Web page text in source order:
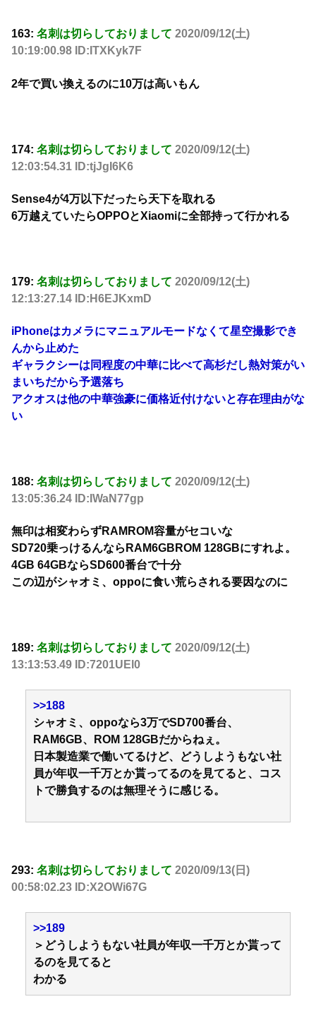
163: 名刺は切らしておりまして 2020/09/12(土)
10:19:00.98 ID:ITXKyk7F
2年で買い換えるのに10万は高いもん
174: 名刺は切らしておりまして 2020/09/12(土)
12:03:54.31 ID:tjJgI6K6
Sense4が4万以下だったら天下を取れる
6万越えていたらOPPOとXiaomiに全部持って行かれる
179: 名刺は切らしておりまして 2020/09/12(土)
12:13:27.14 ID:H6EJKxmD
iPhoneはカメラにマニュアルモードなくて星空撮影でき
んから止めた
ギャラクシーは同程度の中華に比べて高杉だし熱対策がい
まいちだから予選落ち
アクオスは他の中華強豪に価格近付けないと存在理由がな
い
188: 名刺は切らしておりまして 2020/09/12(土)
13:05:36.24 ID:IWaN77gp
無印は相変わらずRAMROM容量がセコいな
SD720乗っけるんならRAM6GBROM 128GBにすれよ。
4GB 64GBならSD600番台で十分
この辺がシャオミ、oppoに食い荒らされる要因なのに
189: 名刺は切らしておりまして 2020/09/12(土)
13:13:53.49 ID:7201UEl0
>>188
シャオミ、oppoなら3万でSD700番台、
RAM6GB、ROM 128GBだからねぇ。
日本製造業で働いてるけど、どうしようもない社
員が年収一千万とか貰ってるのを見てると、コス
トで勝負するのは無理そうに感じる。
293: 名刺は切らしておりまして 2020/09/13(日)
00:58:02.23 ID:X2OWi67G
>>189
＞どうしようもない社員が年収一千万とか貰って
るのを見てると
わかる